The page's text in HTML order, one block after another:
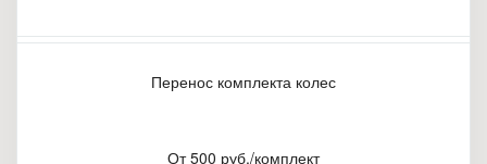
Перенос комплекта колес
От 500 руб./комплект